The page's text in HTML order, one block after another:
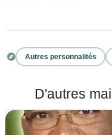
Autres personnalités
D'autres